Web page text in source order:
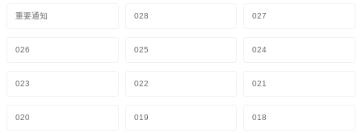
重要通知 028 027
026 025 024
023 022 021
020 019 018